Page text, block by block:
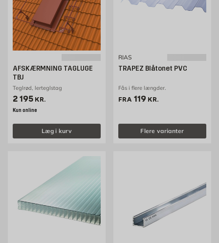
AFSKÆRMNING TAGLUGE
TBJ
Teglrød, lerteglstag
Pris 2195 kr. /stk
2 195 KR.
Kun online
Læg i kurv
RIAS
TRAPEZ Blåtonet PVC
Fås i flere længder.
FRA Pris 119 kr. /stk
119 KR.
Flere varianter